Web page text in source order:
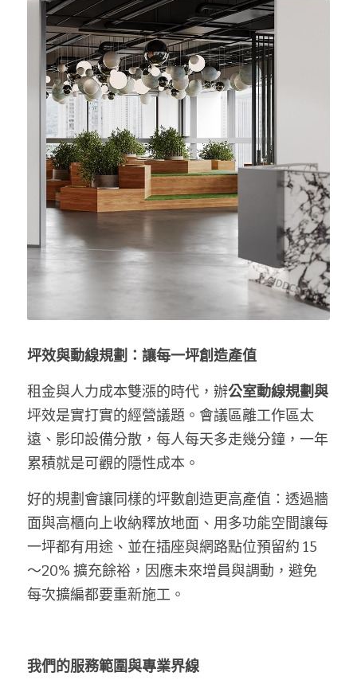
坪效與動線規劃：讓每一坪創造產值
租金與人力成本雙漲的時代，辦公室動線規劃與
坪效是實打實的經營議題。會議區離工作區太
遠、影印設備分散，每人每天多走幾分鐘，一年
累積就是可觀的隱性成本。
好的規劃會讓同樣的坪數創造更高產值：透過牆
面與高櫃向上收納釋放地面、用多功能空間讓每
一坪都有用途、並在插座與網路點位預留約 15
～20% 擴充餘裕，因應未來增員與調動，避免
每次擴編都要重新施工。
我們的服務範圍與專業界線